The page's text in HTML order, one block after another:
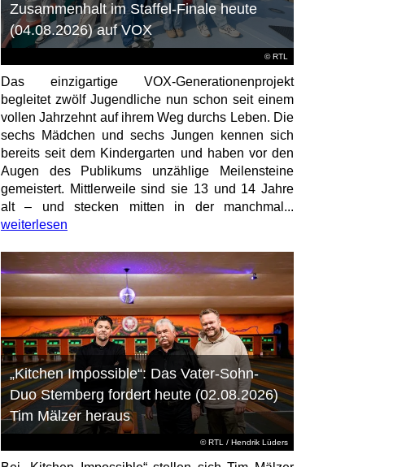
© RTL
Zusammenhalt im Staffel-Finale heute
(04.08.2026) auf VOX
Das einzigartige VOX-Generationenprojekt
begleitet zwölf Jugendliche nun schon seit einem
vollen Jahrzehnt auf ihrem Weg durchs Leben. Die
sechs Mädchen und sechs Jungen kennen sich
bereits seit dem Kindergarten und haben vor den
Augen des Publikums unzählige Meilensteine
gemeistert. Mittlerweile sind sie 13 und 14 Jahre
alt – und stecken mitten in der manchmal...
weiterlesen
© RTL/ Hendrik Lüders
„Kitchen Impossible“: Das Vater-Sohn-
Duo Stemberg fordert heute (02.08.2026)
Tim Mälzer heraus